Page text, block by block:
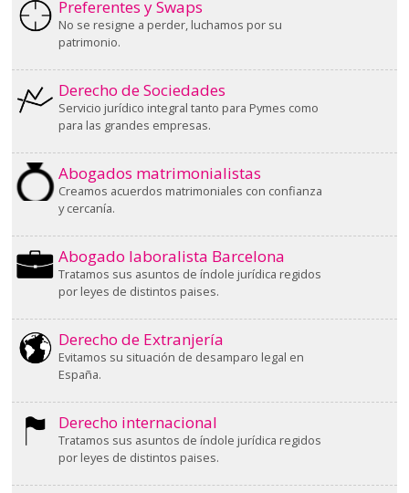
Preferentes y Swaps
No se resigne a perder, luchamos por su
patrimonio.
Derecho de Sociedades
Servicio jurídico integral tanto para Pymes como
para las grandes empresas.
Abogados matrimonialistas
Creamos acuerdos matrimoniales con confianza
y cercanía.
Abogado laboralista Barcelona
Tratamos sus asuntos de índole jurídica regidos
por leyes de distintos paises.
Derecho de Extranjería
Evitamos su situación de desamparo legal en
España.
Derecho internacional
Tratamos sus asuntos de índole jurídica regidos
por leyes de distintos paises.